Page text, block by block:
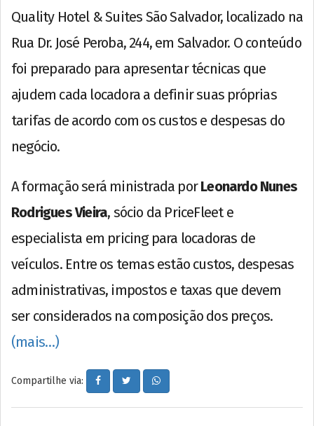
Quality Hotel & Suites São Salvador, localizado na
Rua Dr. José Peroba, 244, em Salvador. O conteúdo
foi preparado para apresentar técnicas que
ajudem cada locadora a definir suas próprias
tarifas de acordo com os custos e despesas do
negócio.
A formação será ministrada porLeonardo Nunes
Rodrigues Vieira, sócio da PriceFleet e
especialista em pricing para locadoras de
veículos. Entre os temas estão custos, despesas
administrativas, impostos e taxas que devem
ser considerados na composição dos preços.
(mais…)
Compartilhe via: